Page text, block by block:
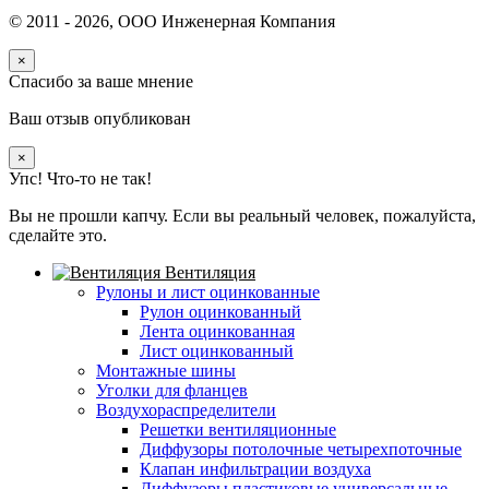
© 2011 - 2026, ООО Инженерная Компания
×
Спасибо за ваше мнение
Ваш отзыв опубликован
×
Упс! Что-то не так!
Вы не прошли капчу. Если вы реальный человек, пожалуйста,
сделайте это.
Вентиляция
Рулоны и лист оцинкованные
Рулон оцинкованный
Лента оцинкованная
Лист оцинкованный
Монтажные шины
Уголки для фланцев
Воздухораспределители
Решетки вентиляционные
Диффузоры потолочные четырехпоточные
Клапан инфильтрации воздуха